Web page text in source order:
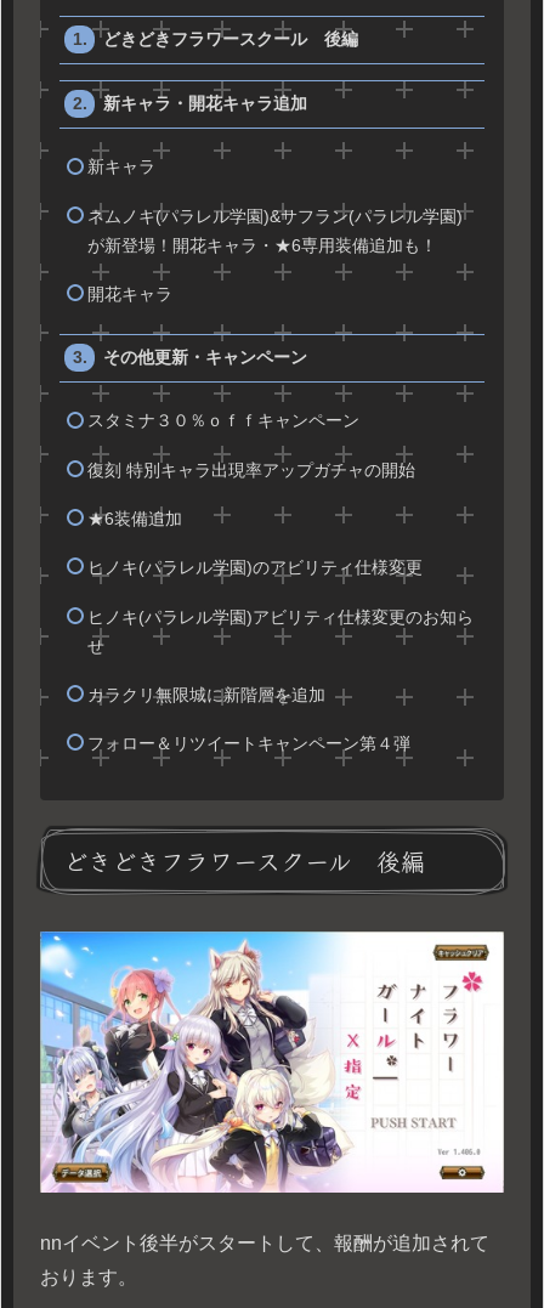
どきどきフラワースクール 後編
新キャラ・開花キャラ追加
新キャラ
ネムノキ(パラレル学園)&サフラン(パラレル学園)
が新登場！開花キャラ・★6専用装備追加も！
開花キャラ
その他更新・キャンペーン
スタミナ３０％ｏｆｆキャンペーン
復刻 特別キャラ出現率アップガチャの開始
★6装備追加
ヒノキ(パラレル学園)のアビリティ仕様変更
ヒノキ(パラレル学園)アビリティ仕様変更のお知ら
せ
カラクリ無限城に新階層を追加
フォロー＆リツイートキャンペーン第４弾
どきどきフラワースクール 後編
nnイベント後半がスタートして、報酬が追加されて
おります。